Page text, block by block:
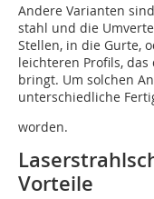
Andere Varianten
stahl und die
Stellen, in die Gurte,
leichteren Profils,
bringt. Um solchen
unterschiedliche
worden.
Vorteile